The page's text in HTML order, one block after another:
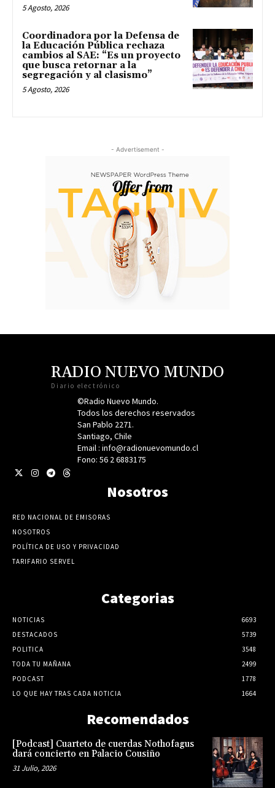
5 Agosto, 2026
Coordinadora por la Defensa de
la Educación Pública rechaza
cambios al SAE: “Es un proyecto
que busca retornar a la
segregación y al clasismo”
5 Agosto, 2026
- Advertisement -
RADIO NUEVO MUNDO
Diario electrónico
©Radio Nuevo Mundo.
Todos los derechos reservados
San Pablo 2271.
Santiago, Chile
Email : info@radionuevomundo.cl
Fono: 56 2 6883175
Nosotros
RED NACIONAL DE EMISORAS
NOSOTROS
POLÍTICA DE USO Y PRIVACIDAD
TARIFARIO SERVEL
Categorias
NOTICIAS
6693
DESTACADOS
5739
POLITICA
3548
TODA TU MAÑANA
2499
PODCAST
1778
LO QUE HAY TRAS CADA NOTICIA
1664
Recomendados
[Podcast] Cuarteto de cuerdas Nothofagus
dará concierto en Palacio Cousiño
31 Julio, 2026